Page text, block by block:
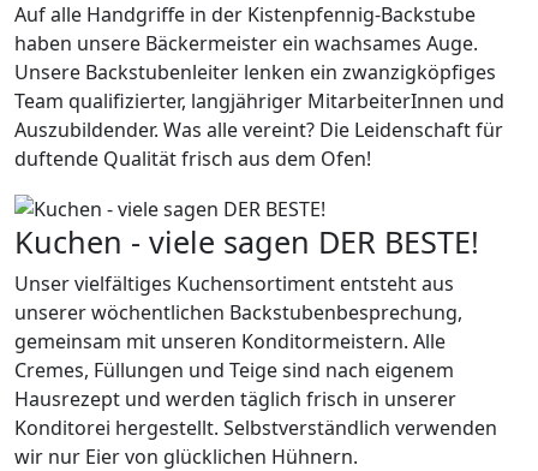
Auf alle Handgriffe in der Kistenpfennig-Backstube
haben unsere Bäckermeister ein wachsames Auge.
Unsere Backstubenleiter lenken ein zwanzigköpfiges
Team qualifizierter, langjähriger MitarbeiterInnen und
Auszubildender. Was alle vereint? Die Leidenschaft für
duftende Qualität frisch aus dem Ofen!
Kuchen - viele sagen DER BESTE!
Unser vielfältiges Kuchensortiment entsteht aus
unserer wöchentlichen Backstubenbesprechung,
gemeinsam mit unseren Konditormeistern. Alle
Cremes, Füllungen und Teige sind nach eigenem
Hausrezept und werden täglich frisch in unserer
Konditorei hergestellt. Selbstverständlich verwenden
wir nur Eier von glücklichen Hühnern.